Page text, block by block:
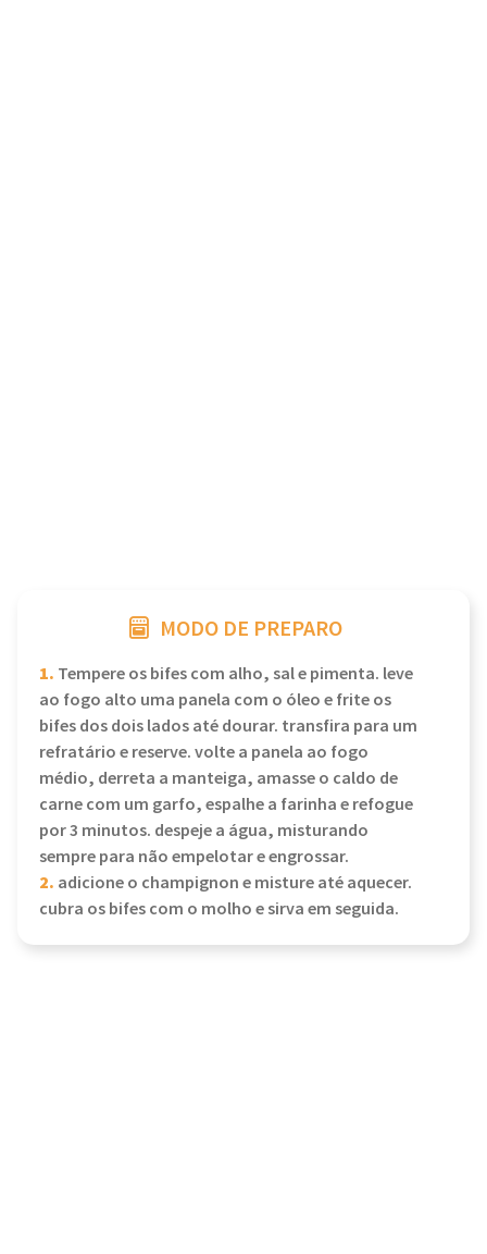
MODO DE PREPARO
1. Tempere os bifes com alho, sal e pimenta. leve
ao fogo alto uma panela com o óleo e frite os
bifes dos dois lados até dourar. transfira para um
refratário e reserve. volte a panela ao fogo
médio, derreta a manteiga, amasse o caldo de
carne com um garfo, espalhe a farinha e refogue
por 3 minutos. despeje a água, misturando
sempre para não empelotar e engrossar.
2. adicione o champignon e misture até aquecer.
cubra os bifes com o molho e sirva em seguida.